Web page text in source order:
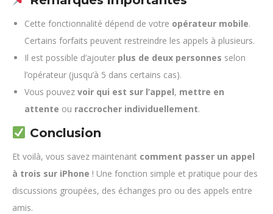
Cette fonctionnalité dépend de votre opérateur mobile.
Certains forfaits peuvent restreindre les appels à plusieurs.
Il est possible d’ajouter plus de deux personnes selon
l’opérateur (jusqu’à 5 dans certains cas).
Vous pouvez voir qui est sur l’appel, mettre en
attente ou raccrocher individuellement.
Conclusion
Et voilà, vous savez maintenant comment passer un appel
à trois sur iPhone ! Une fonction simple et pratique pour des
discussions groupées, des échanges pro ou des appels entre
amis.